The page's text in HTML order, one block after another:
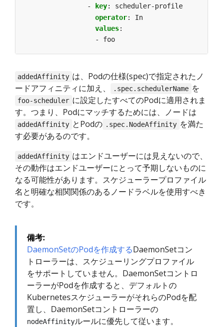
-
key:
scheduler-profile
operator:
In
values:
- foo
addedAffinity は、Podの仕様(spec)で指定されたノ
ードアフィニティに加え、
.spec.schedulerName を
foo-scheduler に設定したすべてのPodに適用されま
す。つまり、Podにマッチするためには、ノードは
addedAffinity とPodの .spec.NodeAffinity を満た
す必要があるのです。
addedAffinity はエンドユーザーには見えないので、
その動作はエンドユーザーにとって予期しないものに
なる可能性があります。スケジューラープロファイル
名と明確な相関関係のあるノードラベルを使用すべき
です。
備考:
DaemonSetのPodを作成するDaemonSetコン
トローラーは、スケジューリングプロファイル
をサポートしていません。DaemonSetコントロ
ーラーがPodを作成すると、デフォルトの
KubernetesスケジューラーがそれらのPodを配
置し、DaemonSetコントローラーの
nodeAffinityルールに優先して従います。